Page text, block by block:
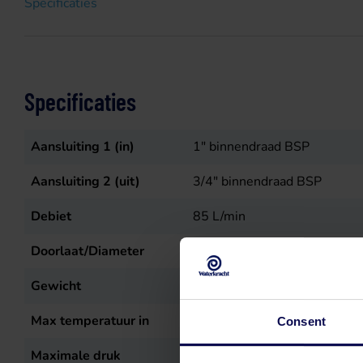
Consent
Specificaties
Aansluiting 1 (in)
1" binnendraad BSP
Aansluiting 2 (uit)
3/4" binnendraad BSP
Debiet
85 L/min
Doorlaat/Diameter
1-3/8" ASAE
Gewicht
Max temperatuur in
Maximale druk